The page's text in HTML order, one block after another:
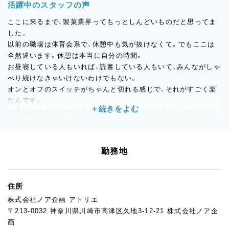
活躍中のスタッフの声
ここに来るまで、製菓業界ってもっとしんどいものだと思ってま
した。
以前の職場は体育会系で、休憩中も気が抜けなくて。でもここは
全然違います。休憩は本当に自分の時間。
お昼寝している人もいれば、読書している人もいて、みんながしゃ
べり続けなきゃいけないわけでもない。
オンとオフのスイッチがちゃんと切れる感じで、それがすごく楽
なんです。
仕事中はチームワークをすごく大切にしていますが、だからとい
の時間も自分のものにできます。
採用のときも、スキルより人柄を重視しているのが伝わってきま
した。
だと思います。
20代から50代まで一緒に働いていますが、年齢差を感じるような
ことはなくて、和気あいあいとしています。
朝は8時スタートで残業もほとんどない。昔ながらの職人気質み
勤務地
住所
株式会社ノア企画 アトリエ
〒213-0032 神奈川県川崎市高津区久地3-12-21 株式会社ノア企
画